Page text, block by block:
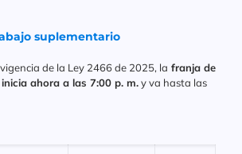
suplementario
de la Ley 2466 de 2025, la franja de
ahora a las 7:00 p. m.y va hasta las